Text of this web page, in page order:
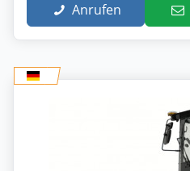
Anrufen